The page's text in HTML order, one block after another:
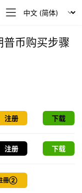
普币购买步骤
注册 下载
注册 下载
冊②